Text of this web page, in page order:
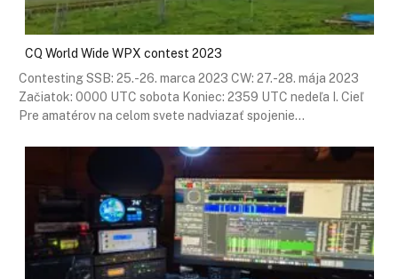
CQ World Wide WPX contest 2023
Contesting SSB: 25.-26. marca 2023 CW: 27.-28. mája 2023
Začiatok: 0000 UTC sobota Koniec: 2359 UTC nedeľa I. Cieľ
Pre amatérov na celom svete nadviazať spojenie…